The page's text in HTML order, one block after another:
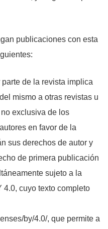
publicaciones con esta
de la revista implica
mismo a otras revistas u
exclusiva de los
en favor de la
sus derechos de autor y
de primera publicación
sujeto a la
4.0, cuyo texto completo
by/4.0/, que permite a